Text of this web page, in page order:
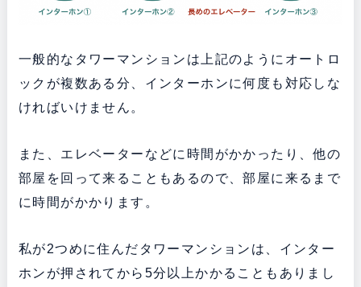
一般的なタワーマンションは上記のようにオートロ
ックが複数ある分、インターホンに何度も対応しな
ければいけません。
また、エレベーターなどに時間がかかったり、他の
部屋を回って来ることもあるので、部屋に来るまで
に時間がかかります。
私が2つめに住んだタワーマンションは、インター
ホンが押されてから5分以上かかることもありまし